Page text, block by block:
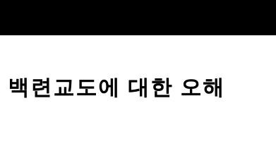
련교도에 대한 오해